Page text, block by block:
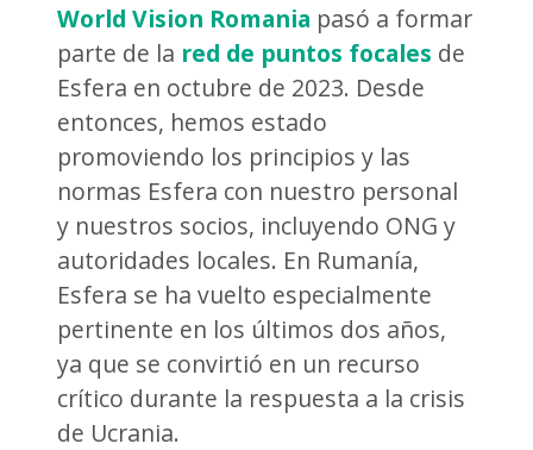
World Vision Romania pasó a formar
parte de la red de puntos focales de
Esfera en octubre de 2023. Desde
entonces, hemos estado
promoviendo los principios y las
normas Esfera con nuestro personal
y nuestros socios, incluyendo ONG y
autoridades locales. En Rumanía,
Esfera se ha vuelto especialmente
pertinente en los últimos dos años,
ya que se convirtió en un recurso
crítico durante la respuesta a la crisis
de Ucrania.